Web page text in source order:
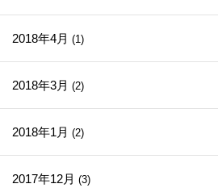
2018年4月 (1)
2018年3月 (2)
2018年1月 (2)
2017年12月 (3)